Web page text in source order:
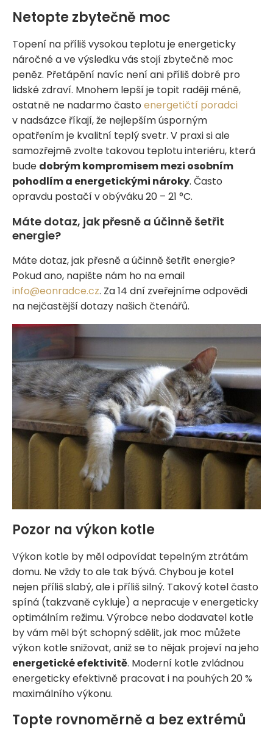
Netopte zbytečně moc
Topení na příliš vysokou teplotu je energeticky
náročné a ve výsledku vás stojí zbytečně moc
peněz. Přetápění navíc není ani příliš dobré pro
lidské zdraví. Mnohem lepší je topit raději méně,
ostatně ne nadarmo často energetičtí poradci
v nadsázce říkají, že nejlepším úsporným
opatřením je kvalitní teplý svetr. V praxi si ale
samozřejmě zvolte takovou teplotu interiéru, která
bude dobrým kompromisem mezi osobním
pohodlím a energetickými nároky. Často
opravdu postačí v obýváku 20 – 21 °C.
Máte dotaz, jak přesně a účinně šetřit
energie?
Máte dotaz, jak přesně a účinně šetřit energie?
Pokud ano, napište nám ho na email
info@eonradce.cz. Za 14 dní zveřejníme odpovědi
na nejčastější dotazy našich čtenářů.
Pozor na výkon kotle
Výkon kotle by měl odpovídat tepelným ztrátám
domu. Ne vždy to ale tak bývá. Chybou je kotel
nejen příliš slabý, ale i příliš silný. Takový kotel často
spíná (takzvaně cykluje) a nepracuje v energeticky
optimálním režimu. Výrobce nebo dodavatel kotle
by vám měl být schopný sdělit, jak moc můžete
výkon kotle snižovat, aniž se to nějak projeví na jeho
energetické efektivitě. Moderní kotle zvládnou
energeticky efektivně pracovat i na pouhých 20 %
maximálního výkonu.
Topte rovnoměrně a bez extrémů